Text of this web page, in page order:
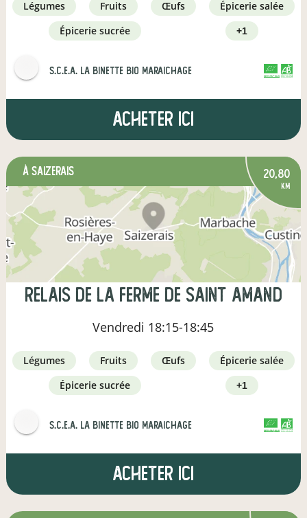
légumes fruits œufs
épicerie salée
épicerie sucrée
+1
s.c.e.a. la binette bio maraichage
Acheter ici
à Saizerais 20,80
km
Relais de la ferme de saint Amand
Vendredi 18:15-18:45
légumes fruits œufs
épicerie salée
épicerie sucrée
+1
s.c.e.a. la binette bio maraichage
Acheter ici